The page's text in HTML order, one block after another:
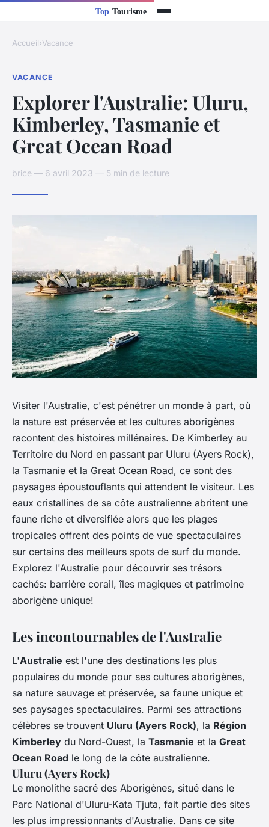
Accueil›Vacance
VACANCE
Explorer l'Australie: Uluru,
Kimberley, Tasmanie et
Great Ocean Road
brice — 6 avril 2023 — 5 min de lecture
Visiter l'Australie, c'est pénétrer un monde à part, où
la nature est préservée et les cultures aborigènes
racontent des histoires millénaires. De Kimberley au
Territoire du Nord en passant par Uluru (Ayers Rock),
la Tasmanie et la Great Ocean Road, ce sont des
paysages époustouflants qui attendent le visiteur. Les
eaux cristallines de sa côte australienne abritent une
faune riche et diversifiée alors que les plages
tropicales offrent des points de vue spectaculaires
sur certains des meilleurs spots de surf du monde.
Explorez l'Australie pour découvrir ses trésors
cachés: barrière corail, îles magiques et patrimoine
aborigène unique!
Les incontournables de l'Australie
L'Australie est l'une des destinations les plus
populaires du monde pour ses cultures aborigènes,
sa nature sauvage et préservée, sa faune unique et
ses paysages spectaculaires. Parmi ses attractions
célèbres se trouvent Uluru (Ayers Rock), la Région
Kimberley du Nord-Ouest, la Tasmanie et la Great
Ocean Road le long de la côte australienne.
Uluru (Ayers Rock)
Le monolithe sacré des Aborigènes, situé dans le
Parc National d'Uluru-Kata Tjuta, fait partie des sites
les plus impressionnants d'Australie. Dans ce site